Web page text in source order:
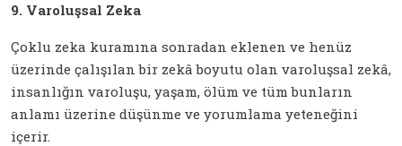
9. Varoluşsal Zeka
Çoklu zeka kuramına sonradan eklenen ve henüz
üzerinde çalışılan bir zekâ boyutu olan varoluşsal zekâ,
insanlığın varoluşu, yaşam, ölüm ve tüm bunların
anlamı üzerine düşünme ve yorumlama yeteneğini
içerir.